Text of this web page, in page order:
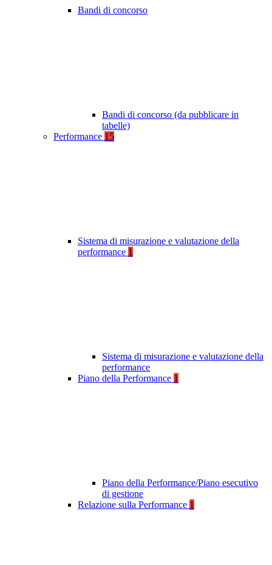
Bandi di concorso
Bandi di concorso (da pubblicare in
tabelle)
Performance 15
Sistema di misurazione e valutazione della
performance 1
Sistema di misurazione e valutazione della
performance
Piano della Performance 1
Piano della Performance/Piano esecutivo
di gestione
Relazione sulla Performance 1